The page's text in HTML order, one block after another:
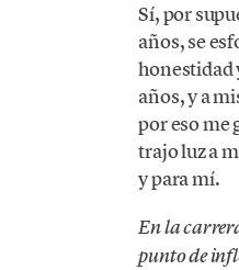
Sí, por
años, se
honestidad
años, y a
por eso me
trajo luz a
y para mí.
En la
punto de